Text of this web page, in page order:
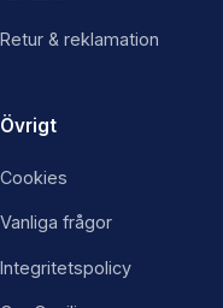
Retur & reklamation
Övrigt
Cookies
Vanliga frågor
Integritetspolicy